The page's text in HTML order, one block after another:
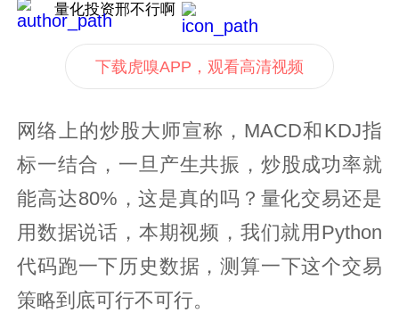
量化投资邢不行啊
下载虎嗅APP，观看高清视频
网络上的炒股大师宣称，MACD和KDJ指
标一结合，一旦产生共振，炒股成功率就
能高达80%，这是真的吗？量化交易还是
用数据说话，本期视频，我们就用Python
代码跑一下历史数据，测算一下这个交易
策略到底可行不可行。